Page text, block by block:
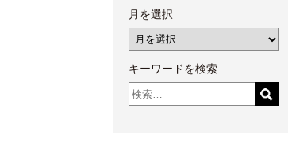
月を選択
キーワードを検索